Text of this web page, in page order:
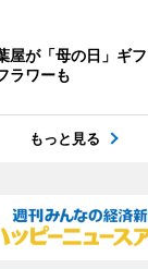
屋が「母の日」ギ
ラワーも
もっと見る